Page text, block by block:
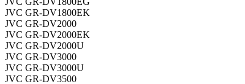
JVC GR-DV1800EK
JVC GR-DV2000
JVC GR-DV2000EK
JVC GR-DV2000U
JVC GR-DV3000
JVC GR-DV3000U
JVC GR-DV3500